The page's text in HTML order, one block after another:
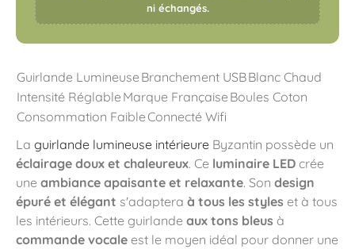
ni échangés.
Guirlande Lumineuse Branchement USBBlanc Chaud
Intensité Réglable Marque Française Boules Coton
Consommation FaibleConnecté Wifi
La guirlande lumineuse intérieure Byzantin possède un
éclairage doux et chaleureux. Ce luminaire LED crée
une ambiance apaisante et relaxante. Son design
épuré et élégant s'adaptera à tous les styles et à tous
les intérieurs. Cette guirlande aux tons bleus à
commande vocale est le moyen idéal pour donner une